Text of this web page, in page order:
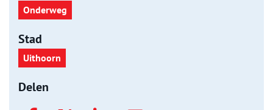
Onderweg
Stad
Uithoorn
Delen